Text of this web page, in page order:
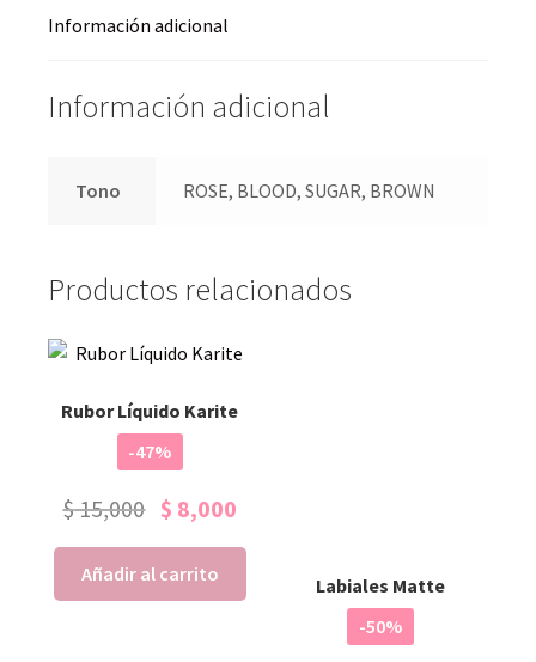
Información adicional
Información adicional
Tono ROSE, BLOOD, SUGAR, BROWN
Productos relacionados
Rubor Líquido Karite
-47%
$15,000 $ 8,000
Añadir al carrito
Labiales Matte
-50%